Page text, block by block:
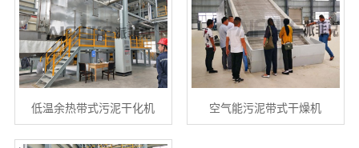
低温余热带式污泥干化机 空气能污泥带式干燥机